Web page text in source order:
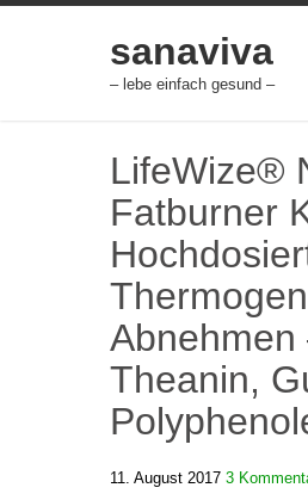
Skip
sanaviva
– lebe einfach gesund –
LifeWize®
Fatburner
Abnehmen
Theanin,
11. August 2017 3